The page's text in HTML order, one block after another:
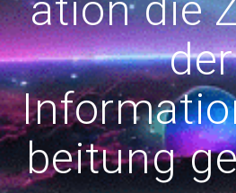
der
beitung